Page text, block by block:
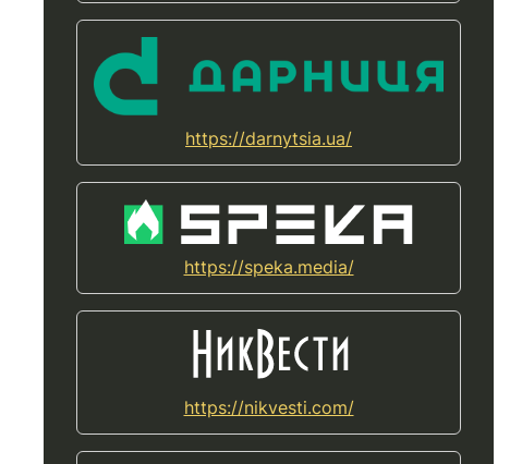
https://darnytsia.ua/
https://speka.media/
https://nikvesti.com/